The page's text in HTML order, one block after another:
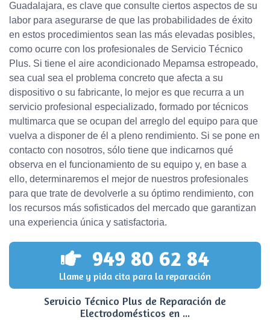
Guadalajara, es clave que consulte ciertos aspectos de su
labor para asegurarse de que las probabilidades de éxito
en estos procedimientos sean las más elevadas posibles,
como ocurre con los profesionales de Servicio Técnico
Plus. Si tiene el aire acondicionado Mepamsa estropeado,
sea cual sea el problema concreto que afecta a su
dispositivo o su fabricante, lo mejor es que recurra a un
servicio profesional especializado, formado por técnicos
multimarca que se ocupan del arreglo del equipo para que
vuelva a disponer de él a pleno rendimiento. Si se pone en
contacto con nosotros, sólo tiene que indicarnos qué
observa en el funcionamiento de su equipo y, en base a
ello, determinaremos el mejor de nuestros profesionales
para que trate de devolverle a su óptimo rendimiento, con
los recursos más sofisticados del mercado que garantizan
una experiencia única y satisfactoria.
949 80 62 84
Llame y pida cita para la reparación
Servicio Técnico Plus de Reparación de
Electrodomésticos en ...